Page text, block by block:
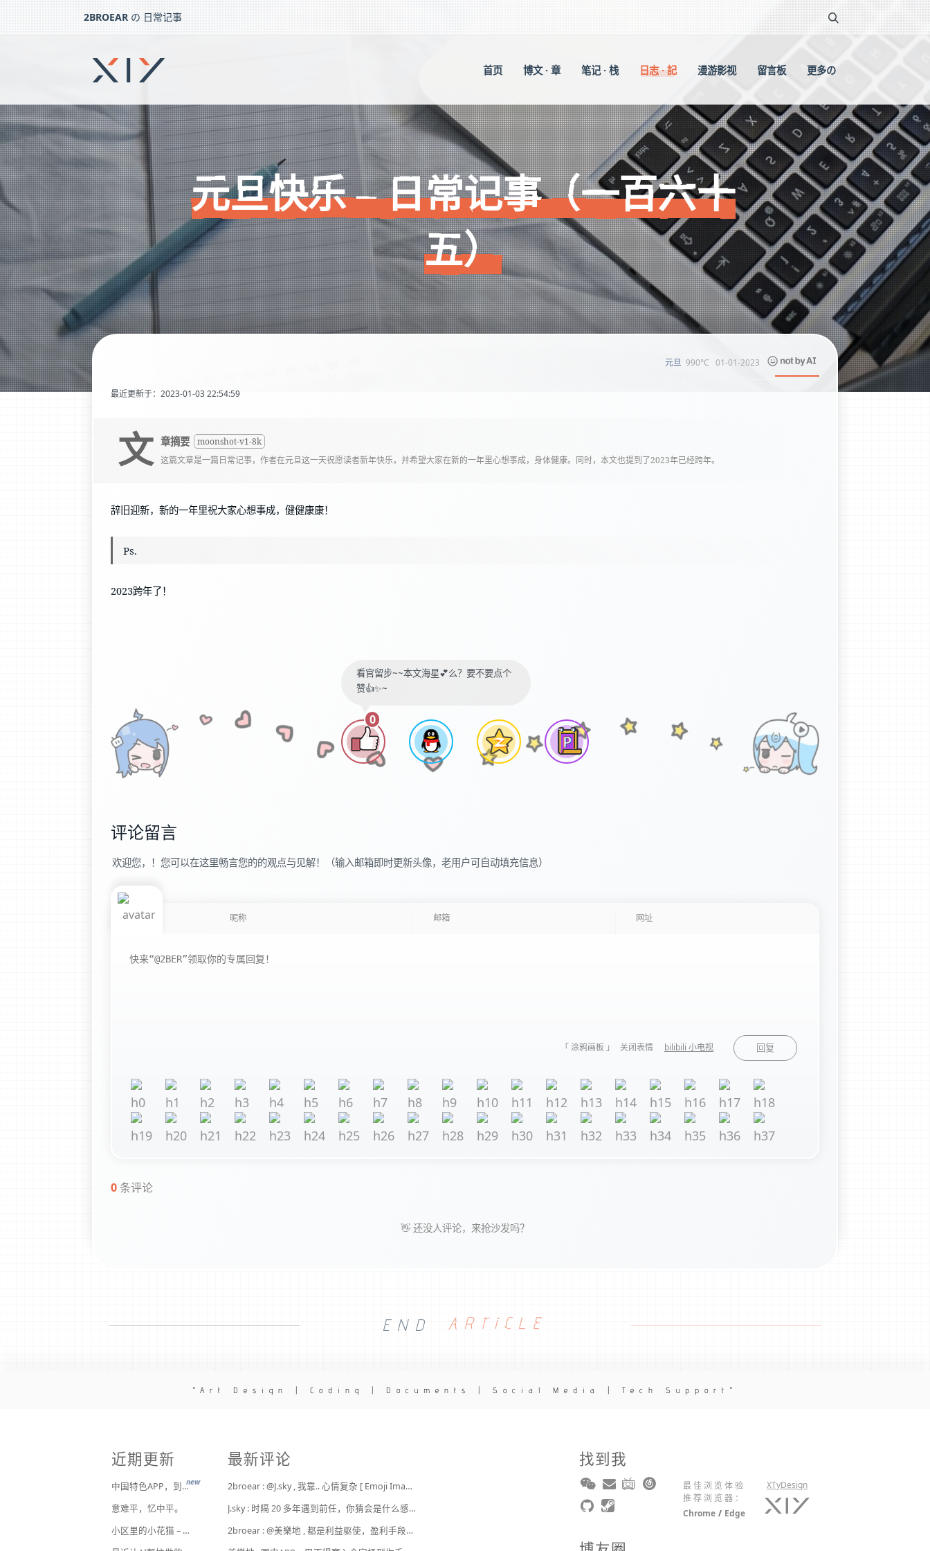
2BROEAR の 日常记事
下一篇： 成单聚餐 – 日常记事（一百六十四）
首页 博文 · 章 笔记 · 栈 日志 · 記 漫游影视 留言板 更多の
元旦快乐 – 日常记事（一百六十
五）
元旦 990°C 01-01-2023
最近更新于：2023-01-03 22:54:59
文 章摘要
moonshot-v1-8k
这篇文章是一篇日常记事，作者在元旦这一天祝愿读者新年快乐，并希望大家在新的一年里心想事成，身体健康。同时，本文也提到了2023年已经跨年。
辞旧迎新，新的一年里祝大家心想事成，健健康康！
Ps.
2023跨年了！
看官留步~~本文海星💕么？要不要点个
赞👍✨~
0
评论留言
欢迎您，！您可以在这里畅言您的的观点与见解！（输入邮箱即时更新头像，老用户可自动填充信息）
「 涂鸦画板 」 关闭表情 bilibili 小电视 回复
0条评论
👋 还没人评论，来抢沙发吗？
END ARTICLE
Art Design | Coding | Documents | Social Media | Tech Support
近期更新
中国特色APP，到底谁来治？new
意难平，忆中平。
小区里的小花猫 – 日常记事（二百二十）
最新评论
2broear : @J.sky , 我靠.. 心情复杂 [ Emoji Image ]
J.sky : 时隔 20 多年遇到前任，你猜会是什么感觉？前几天和老婆去超市，巧不巧老婆去看其他商品了，就这么两分钟的功夫，我和前任迎面相遇，我看了一眼她，她也看到我了，谁都没说话，我感觉她恐慌的逃走了。我们擦肩而过，按道理这个年龄本不应该两个人单独在超市相遇，除非单身。所以，我猜她离婚了？搞不好她可能以为我也离婚了？哈哈哈
2broear : @美樂地 , 都是利益驱使，盈利手段不行
找到我
最佳浏览体验
推荐浏览器：
Chrome / Edge
XTyDesign